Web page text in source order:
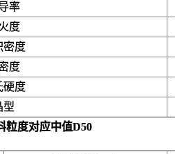
率
度
密度
度
硬度
型
粒度对应中值D50